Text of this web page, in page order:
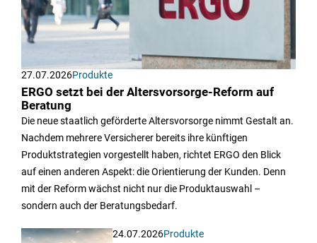
27.07.2026Produkte
ERGO setzt bei der Altersvorsorge-Reform auf
Beratung
Die neue staatlich geförderte Altersvorsorge nimmt Gestalt an.
Nachdem mehrere Versicherer bereits ihre künftigen
Produktstrategien vorgestellt haben, richtet ERGO den Blick
auf einen anderen Aspekt: die Orientierung der Kunden. Denn
mit der Reform wächst nicht nur die Produktauswahl –
sondern auch der Beratungsbedarf.
24.07.2026Produkte